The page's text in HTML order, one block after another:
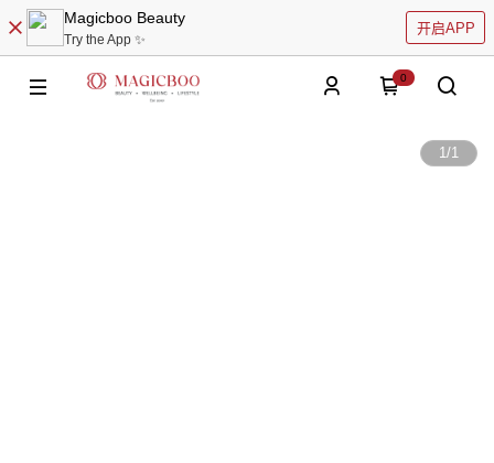
Magicboo Beauty
Try the App ✨
开启APP
0
1/1